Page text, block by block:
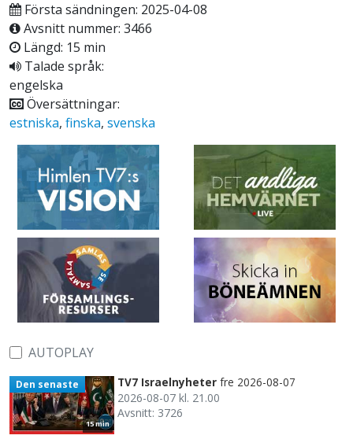
Första sändningen: 2025-04-08
Avsnitt nummer: 3466
Längd: 15 min
Talade språk:
engelska
Översättningar:
estniska, finska, svenska
AUTOPLAY
15 min
Den senaste TV7 Israelnyheter fre 2026-08-07
2026-08-07 kl. 21.00
Avsnitt: 3726